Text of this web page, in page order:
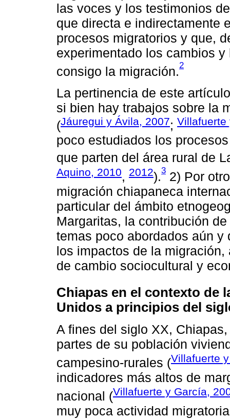
las voces y los testimonios
que directa e indirectamente
procesos migratorios y que,
experimentado los cambios
consigo la migración.2
La pertinencia de este
si bien hay trabajos sobre la
(Jáuregui y Ávila, 2007; Villafuerte
poco estudiados los
que parten del área rural de
Aquino, 2010, 2012).3 2) Por
migración chiapaneca
particular del ámbito
Margaritas, la contribución
temas poco abordados aún
los impactos de la
de cambio sociocultural y
Chiapas en el contexto de
Unidos a principios del
A fines del siglo XX,
partes de su población
campesino-rurales (Villafuerte
indicadores más altos de
nacional (Villafuerte y García,
muy poca actividad